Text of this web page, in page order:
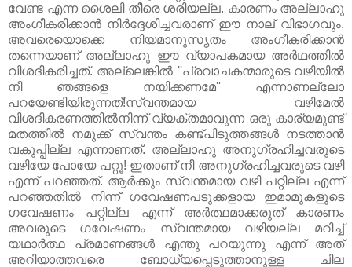
വേണ്ട എന്ന ശൈലി തീരെ ശരിയല്ല. കാരണം അല്ലാഹു
അംഗീകരിക്കാന്‍ നിര്‍ദ്ദേശിച്ചവരാണ്‌ ഈ നാല്‌ വിഭാഗവും.
അവരെയൊക്കെ നിയമാനുസൃതം അംഗീകരിക്കാന്‍
തന്നെയാണ്‌ അല്ലാഹു ഈ വ്യാപകമായ അര്‍ഥത്തില്‍
വിശദീകരിച്ചത്‌. അല്ലെങ്കില്‍ ''പ്രവാചകന്മാരുടെ വഴിയില്‍
നീ ഞങ്ങളെ നയിക്കണമേ'' എന്നാണല്ലോ
പറയേണ്ടിയിരുന്നത്‌!സ്വന്തമായ വഴിമേല്‍
വിശദീകരണത്തില്‍നിന്ന് വ്യക്തമാവുന്ന ഒരു കാര്യമുണ്ട്‌
മതത്തില്‍ നമുക്ക്‌ സ്വന്തം കണ്ട്പിടുത്തങ്ങള്‍ നടത്താന്‍
വകുപ്പില്ല എന്നാണത്‌. അല്ലാഹു അനുഗ്രഹിച്ചവരുടെ
വഴിയേ പോയേ പറ്റൂ! ഇതാണ്‌ നീ അനുഗ്രഹിച്ചവരുടെ വഴി
എന്ന് പറഞ്ഞത്‌. ആര്‍ക്കും സ്വന്തമായ വഴി പറ്റില്ല എന്ന്
പറഞ്ഞതില്‍ നിന്ന് ഗവേഷണപടുക്കളായ ഇമാമുകളുടെ
ഗവേഷണം പറ്റില്ല എന്ന് അര്‍ത്ഥമാക്കരുത്‌ കാരണം
അവരുടെ ഗവേഷണം സ്വന്തമായ വഴിയല്ല മറിച്ച്‌
യഥാര്‍ത്ഥ പ്രമാണങ്ങള്‍ എന്തു പറയുന്നു എന്ന് അത്‌
അറിയാത്തവരെ ബോധ്യപ്പെടുത്താനുള്ള ചില